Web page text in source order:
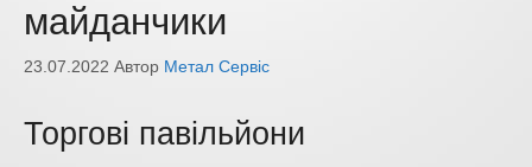
майданчики
23.07.2022 Автор Метал Сервіс
Торгові павільйони